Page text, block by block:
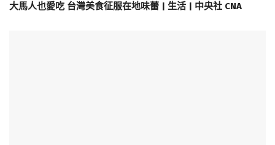
大馬人也愛吃 台灣美食征服在地味蕾 | 生活 | 中央社 CNA